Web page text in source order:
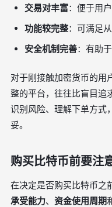
交易对丰富：便于用
功能较完整：可满足
安全机制完善：有助
对于刚接触加密货币的用
整的平台，往往比盲目追
识别风险、理解下单方式
妥。
购买比特币前要注
在决定是否购买比特币之
承受能力、 资金使用周期